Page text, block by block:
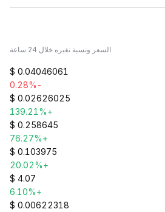
السعر ونسبة تغيره خلال 24 ساعة
$ 0.04046061
-0.28%
$ 0.02626025
+139.21%
$ 0.258645
+76.27%
$ 0.103975
+20.02%
$ 4.07
+6.10%
$ 0.00622318